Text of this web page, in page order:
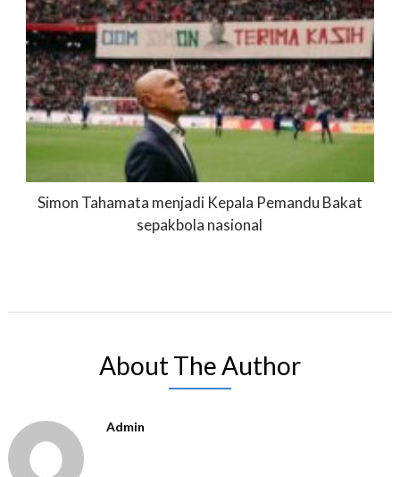
Simon Tahamata menjadi Kepala Pemandu Bakat
sepakbola nasional
About The Author
Admin